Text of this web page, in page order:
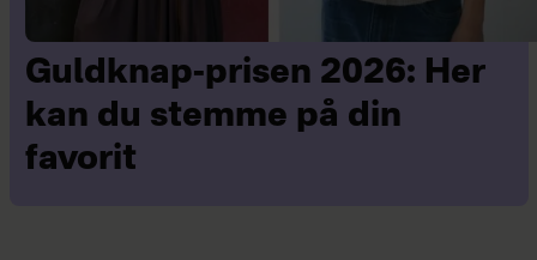
Guldknap-prisen 2026: Her
kan du stemme på din
favorit